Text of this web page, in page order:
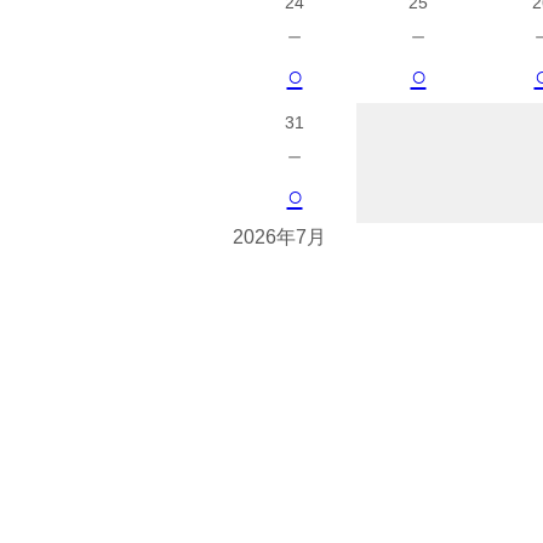
－
○
－
○
31
－
○
2026年7月